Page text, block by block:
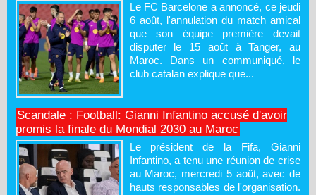
Le FC Barcelone a annoncé, ce jeudi
6 août, l'annulation du match amical
que son équipe première devait
disputer le 15 août à Tanger, au
Maroc. Dans un communiqué, le
club catalan explique que...
Scandale : Football: Gianni Infantino accusé d'avoir
promis la finale du Mondial 2030 au Maroc
Le président de la Fifa, Gianni
Infantino, a tenu une réunion de crise
au Maroc, mercredi 5 août, avec de
hauts responsables de l'organisation.